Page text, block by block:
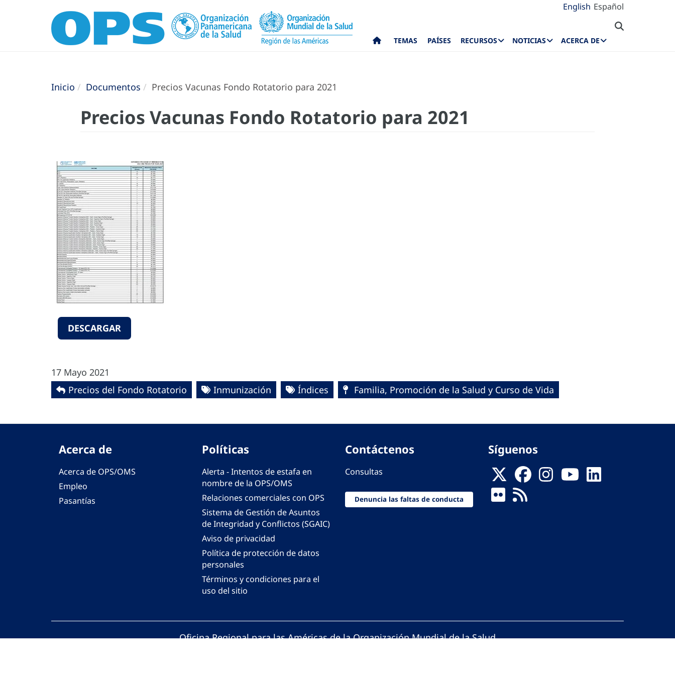
English Español
TEMAS PAÍSES RECURSOS NOTICIAS ACERCA DE
Inicio Documentos Precios Vacunas Fondo Rotatorio para 2021
Precios Vacunas Fondo Rotatorio para 2021
DESCARGAR
17 Mayo 2021
Precios del Fondo Rotatorio
Inmunización Índices Familia, Promoción de la Salud y Curso de Vida
Acerca de
Acerca de OPS/OMS
Empleo
Pasantías
Políticas
Alerta - Intentos de estafa en
nombre de la OPS/OMS
Relaciones comerciales con OPS
Sistema de Gestión de Asuntos
de Integridad y Conflictos (SGAIC)
Aviso de privacidad
Política de protección de datos
personales
Términos y condiciones para el
uso del sitio
Contáctenos
Consultas
Denuncia las faltas de conducta
Síguenos
Oficina Regional para las Américas de la Organización Mundial de la Salud